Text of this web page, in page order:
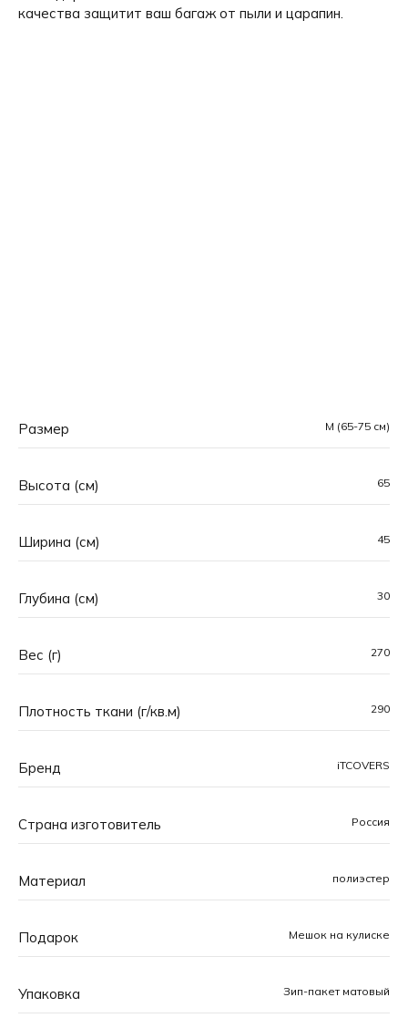
качества защитит ваш багаж от пыли и царапин.
Основная особенность чехлов iTCOVERS™ —
уникальные принты, созданные вручную командой
тщательно прорабатывается, а в большинстве
моделей можно найти аббревиатуру бренда, органично
учитываются не только актуальные модные
тенденции, но и практическая функциональность,
оригинальным и удобным.
Размер M (65-75 см)
Высота (см) 65
Ширина (см) 45
Глубина (см) 30
Вес (г) 270
Плотность ткани (г/кв.м) 290
Бренд iTCOVERS
Страна изготовитель Россия
Материал полиэстер
Подарок Мешок на кулиске
Упаковка Зип-пакет матовый